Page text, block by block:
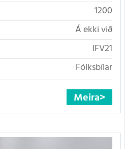
1200
Á ekki við
IFV21
Fólksbílar
Meira